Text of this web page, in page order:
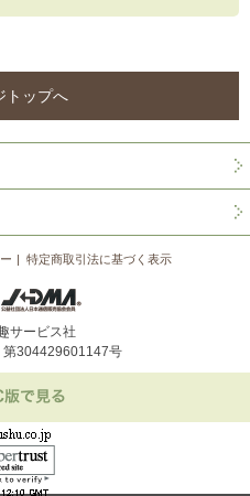
トップへ
特定商取引法に基づく表示
サービス社
304429601147号